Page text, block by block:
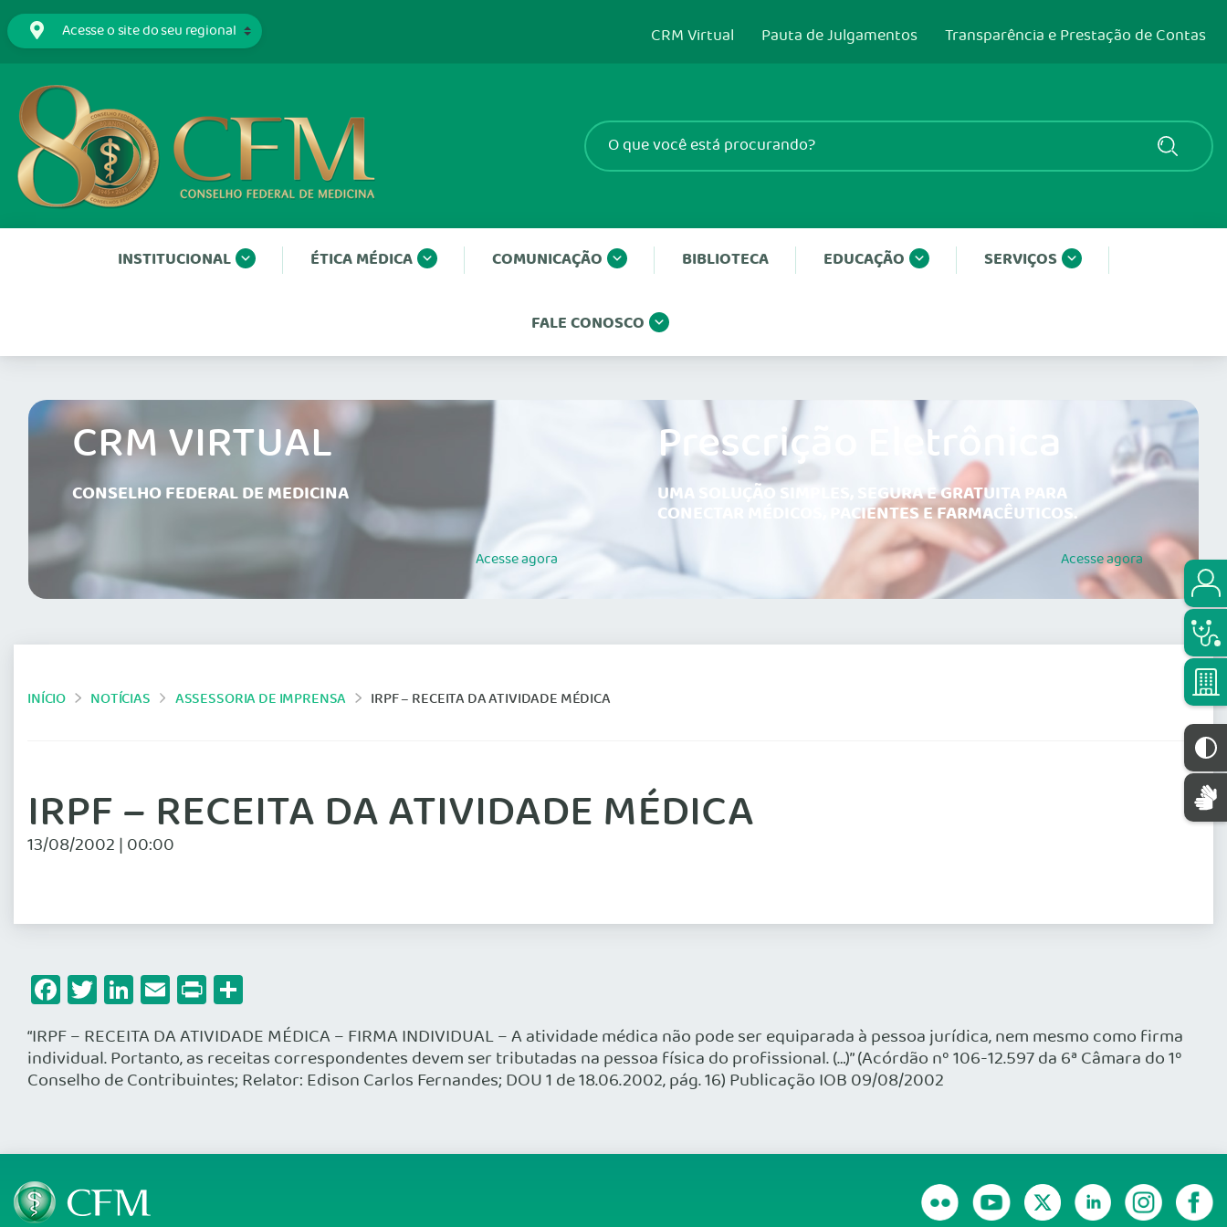
CRM Virtual Pauta de Julgamentos Transparência e Prestação de Contas
INSTITUCIONAL ÉTICA MÉDICA COMUNICAÇÃO BIBLIOTECA EDUCAÇÃO SERVIÇOS
FALE CONOSCO
CRM VIRTUAL
CONSELHO FEDERAL DE MEDICINA
Acesseagora
Prescrição Eletrônica
UMA SOLUÇÃO SIMPLES, SEGURA E GRATUITA PARA
CONECTAR MÉDICOS, PACIENTES E FARMACÊUTICOS.
Acesseagora
INÍCIO NOTÍCIAS ASSESSORIA DE IMPRENSA IRPF – RECEITA DA ATIVIDADE MÉDICA
IRPF – RECEITA DA ATIVIDADE MÉDICA
13/08/2002 | 00:00
Facebook
Twitter
LinkedIn
Email
Print
“IRPF – RECEITA DA ATIVIDADE MÉDICA – FIRMA INDIVIDUAL – A atividade médica não pode ser equiparada à pessoa jurídica, nem mesmo como firma
individual. Portanto, as receitas correspondentes devem ser tributadas na pessoa física do profissional. (…)” (Acórdão nº 106-12.597 da 6ª Câmara do 1º
Conselho de Contribuintes; Relator: Edison Carlos Fernandes; DOU 1 de 18.06.2002, pág. 16) Publicação IOB 09/08/2002